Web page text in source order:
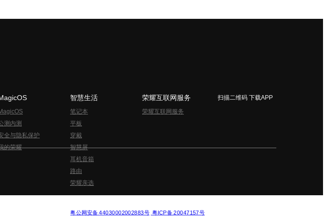
测内测
全与隐私保护
的荣耀
智慧生活
笔记本
平板
穿戴
智慧屏
耳机音箱
路由
荣耀亲选
荣耀互联网服务
荣耀互联网服务
扫描二维码 下载APP
粤公网安备 44030002002883号 粤ICP备 20047157号